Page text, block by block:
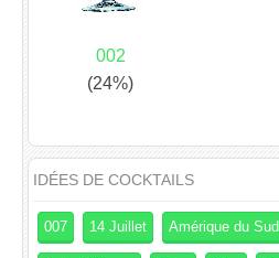
002
(24%)
IDÉES DE COCKTAILS
007 14 Juillet Amérique du Sud